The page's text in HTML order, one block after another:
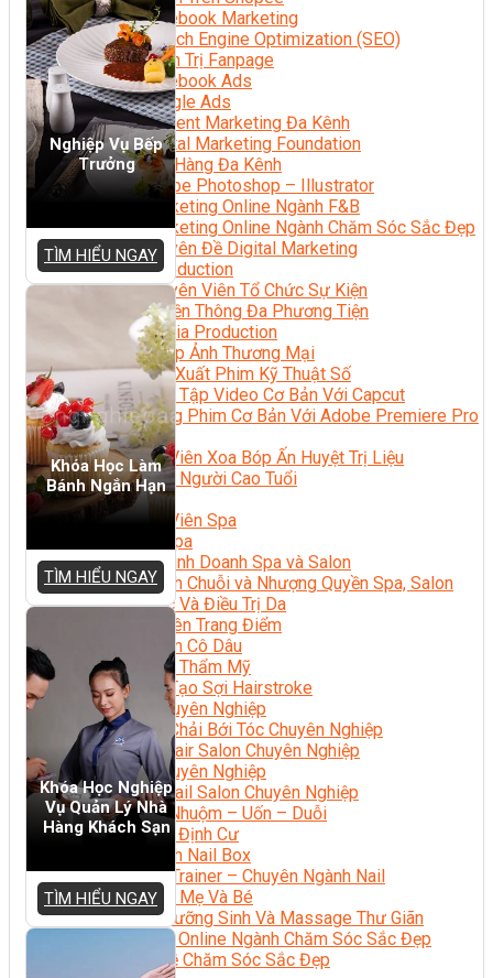
Facebook Marketing
Search Engine Optimization (SEO)
Quản Trị Fanpage
Facebook Ads
Google Ads
Content Marketing Đa Kênh
Digital Marketing Foundation
Bán Hàng Đa Kênh
Adobe Photoshop – Illustrator
Marketing Online Ngành F&B
Marketing Online Ngành Chăm Sóc Sắc Đẹp
Chuyên Đề Digital Marketing
Media Production
Chuyên Viên Tổ Chức Sự Kiện
Truyền Thông Đa Phương Tiện
Media Production
Nhiếp Ảnh Thương Mại
Sản Xuất Phim Kỹ Thuật Số
Biên Tập Video Cơ Bản Với Capcut
Dựng Phim Cơ Bản Với Adobe Premiere Pro
Sức Khỏe
Kỹ Thuật Viên Xoa Bóp Ấn Huyệt Trị Liệu
Chăm Sóc Người Cao Tuổi
Sắc Đẹp
Kỹ Thuật Viên Spa
Quản Lý Spa
Khởi Sự Kinh Doanh Spa và Salon
Kinh Doanh Chuỗi và Nhượng Quyền Spa, Salon
Chăm Sóc Và Điều Trị Da
Chuyên Viên Trang Điểm
Trang Điểm Cô Dâu
Phun Xăm Thẩm Mỹ
Kỹ Thuật Tạo Sợi Hairstroke
Barber Chuyên Nghiệp
Kỹ Thuật Chải Bới Tóc Chuyên Nghiệp
Quản Lý Hair Salon Chuyên Nghiệp
Nối Mi Chuyên Nghiệp
Quản Lý Nail Salon Chuyên Nghiệp
Kỹ Thuật Nhuộm – Uốn – Duỗi
Nail Salon Định Cư
Kinh Doanh Nail Box
Train The Trainer – Chuyên Ngành Nail
Chăm Sóc Mẹ Và Bé
Gội Đầu Dưỡng Sinh Và Massage Thư Giãn
Marketing Online Ngành Chăm Sóc Sắc Đẹp
Chuyên Đề Chăm Sóc Sắc Đẹp
Nghiệp Vụ Bếp
Trưởng
TÌM HIỂU NGAY
Khóa Học Làm
Bánh Ngắn Hạn
TÌM HIỂU NGAY
Khóa Học Nghiệp
Vụ Quản Lý Nhà
Hàng Khách Sạn
TÌM HIỂU NGAY